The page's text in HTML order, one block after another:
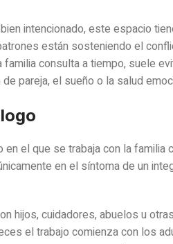
intencionado, este espacio
están sosteniendo el
consulta a tiempo, suele
pareja, el sueño o la salud
el que se trabaja con la familia
en el síntoma de un
hijos, cuidadores, abuelos u
el trabajo comienza con los